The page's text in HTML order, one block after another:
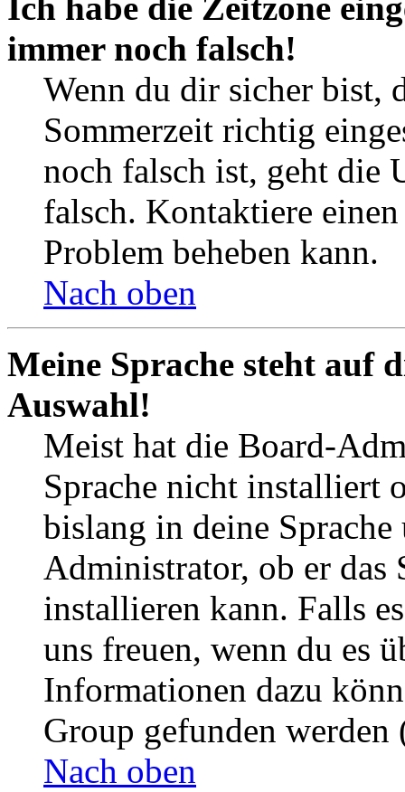
immer noch falsch!
Wenn du dir sicher bist,
Sommerzeit richtig
noch falsch ist, geht die
falsch. Kontaktiere
Problem beheben kann.
Nach oben
Meine Sprache steht auf
Auswahl!
Meist hat die Board-
Sprache nicht installiert
bislang in deine
Administrator, ob er das
installieren kann. Falls
uns freuen, wenn du es
Informationen dazu
Group gefunden
Nach oben